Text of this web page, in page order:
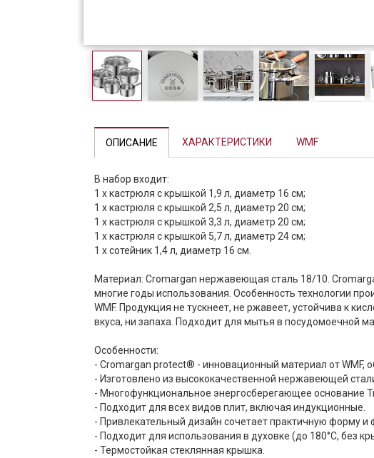
ОПИСАНИЕ ХАРАКТЕРИСТИКИ WMF
В набор входит:
1 х кастрюля с крышкой 1,9 л, диаметр 16 см;
1 х кастрюля с крышкой 2,5 л, диаметр 20 см;
1 х кастрюля с крышкой 3,3 л, диаметр 20 см;
1 х кастрюля с крышкой 5,7 л, диаметр 24 см;
1 х сотейник 1,4 л, диаметр 16 см.
Материал: Cromargan нержавеющая сталь 18/10.
многие годы использования. Особенность технологии
WMF. Продукция не тускнеет, не ржавеет, устойчива к
вкуса, ни запаха. Подходит для мытья в посудомоечной
Особенности:
- Cromargan protect® - инновационный материал от WMF,
- Изготовлено из высококачественной нержавеющей
- Многофункциональное энергосберегающее основание
- Подходит для всех видов плит, включая индукционные.
- Привлекательный дизайн сочетает практичную форму и
- Подходит для использования в духовке (до 180°С, без
- Термостойкая стеклянная крышка.